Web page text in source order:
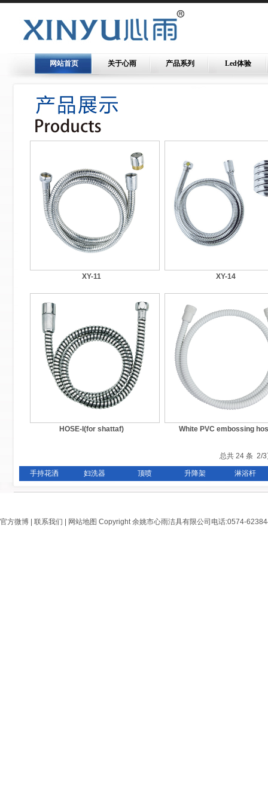
网站首页 关于心雨 产品系列 Led体验
XY-11 XY-14
HOSE-I(for shattaf) White PVC embossing
总共 24 条 2/
手持花洒 妇洗器 顶喷 升降架 淋浴杆
官方微博 联系我们 网站地图 Copyright 余姚市心雨洁具有限公司电话:0574-